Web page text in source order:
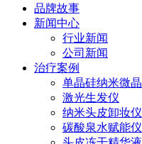
品牌故事
新闻中心
行业新闻
公司新闻
治疗案例
单晶硅纳米微晶
激光生发仪
纳米头皮卸妆仪
碳酸泉水赋能仪